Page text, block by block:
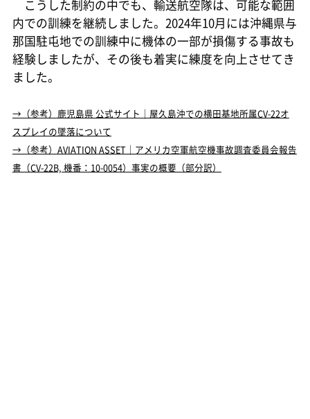
こうした制約の中でも、輸送航空隊は、可能な範囲
内での訓練を継続しました。2024年10月には沖縄県与
那国駐屯地での訓練中に機体の一部が損傷する事故も
経験しましたが、その後も着実に練度を向上させてき
ました。
→（参考）鹿児島県 公式サイト｜屋久島沖での横田基地所属CV-22オ
スプレイの墜落について
→（参考）AVIATION ASSET｜アメリカ空軍航空機事故調査委員会報告
書（CV-22B, 機番：10-0054）事実の概要（部分訳）